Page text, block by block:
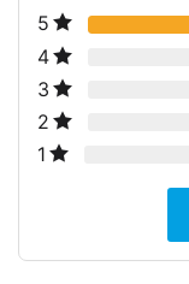
5
4
3
2
1